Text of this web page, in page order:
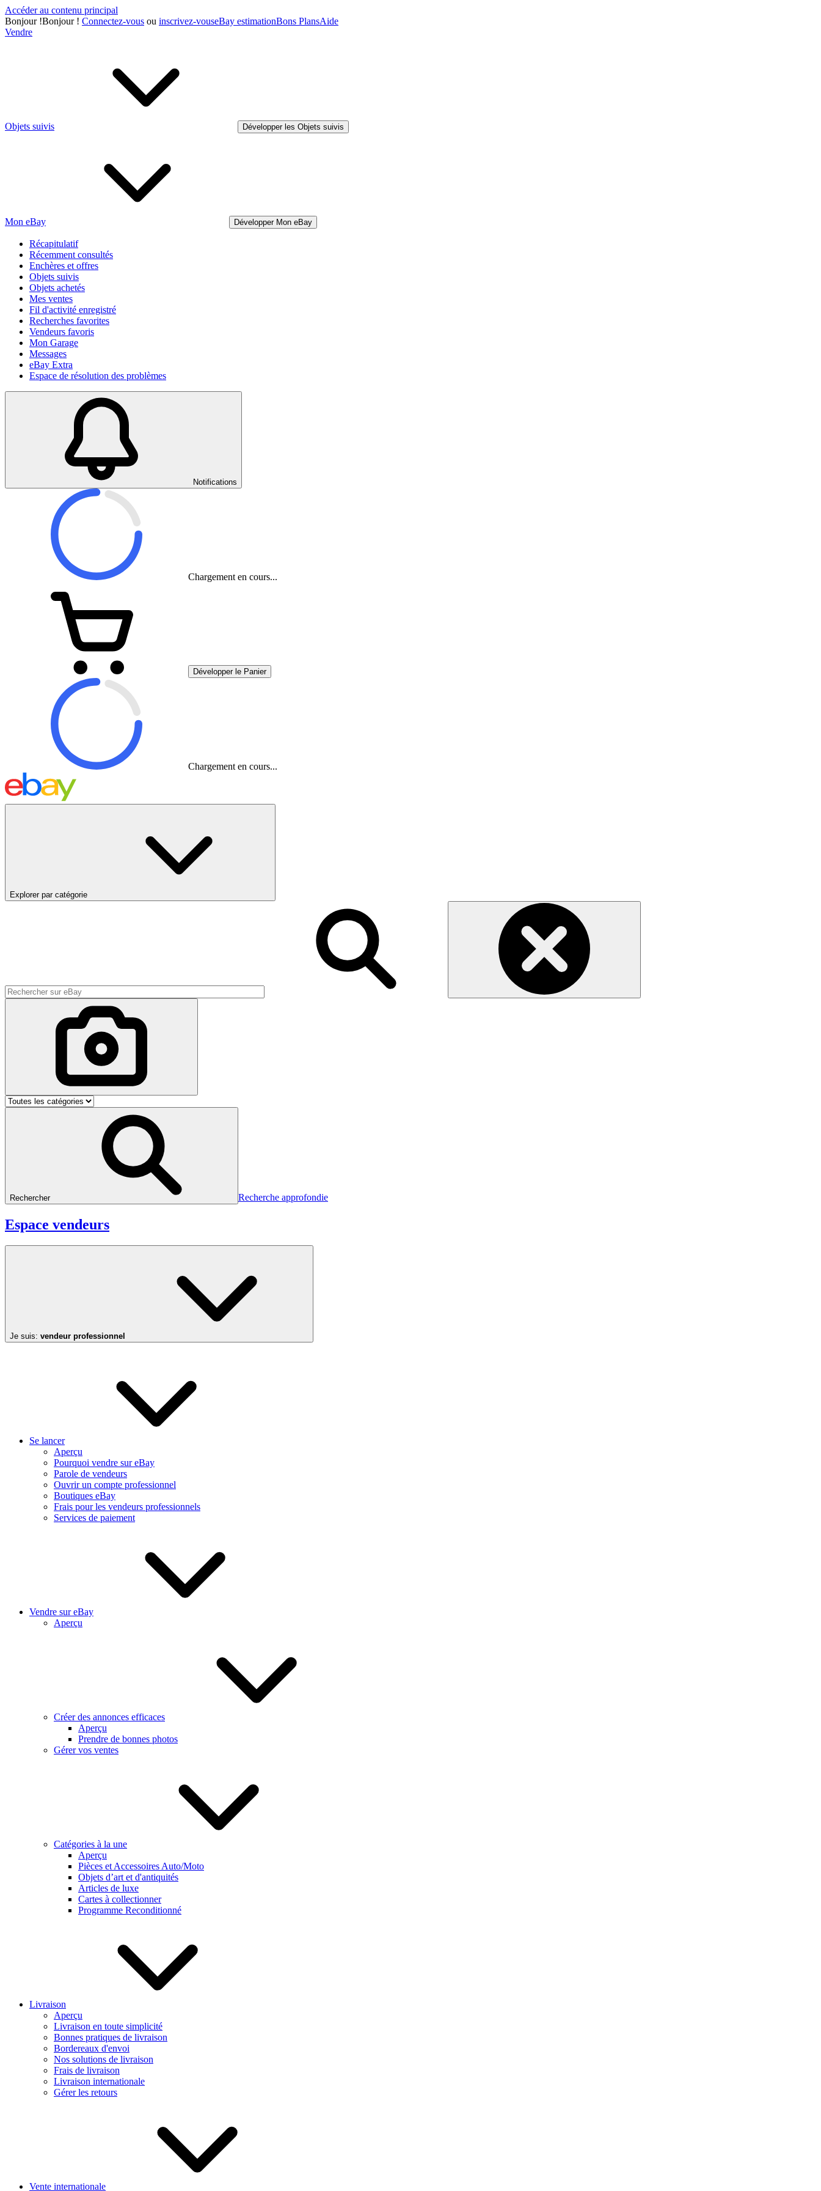
Accéder au contenu principal
Bonjour !Bonjour ! Connectez-vous ou inscrivez-vouseBay estimationBons PlansAide
Vendre
Objets suivis Développer les Objets suivis
Mon eBay Développer Mon eBay
Récapitulatif
Récemment consultés
Enchères et offres
Objets suivis
Objets achetés
Mes ventes
Fil d'activité enregistré
Recherches favorites
Vendeurs favoris
Mon Garage
Messages
eBay Extra
Espace de résolution des problèmes
Notifications
Chargement en cours...
Développer le Panier
Chargement en cours...
Explorer par catégorie
Rechercher Recherche approfondie
Espace vendeurs
Je suis: vendeur professionnel
Se lancer
Aperçu
Pourquoi vendre sur eBay
Parole de vendeurs
Ouvrir un compte professionnel
Boutiques eBay
Frais pour les vendeurs professionnels
Services de paiement
Vendre sur eBay
Aperçu
Créer des annonces efficaces
Aperçu
Prendre de bonnes photos
Gérer vos ventes
Catégories à la une
Aperçu
Pièces et Accessoires Auto/Moto
Objets d’art et d'antiquités
Articles de luxe
Cartes à collectionner
Programme Reconditionné
Livraison
Aperçu
Livraison en toute simplicité
Bonnes pratiques de livraison
Bordereaux d'envoi
Nos solutions de livraison
Frais de livraison
Livraison internationale
Gérer les retours
Vente internationale